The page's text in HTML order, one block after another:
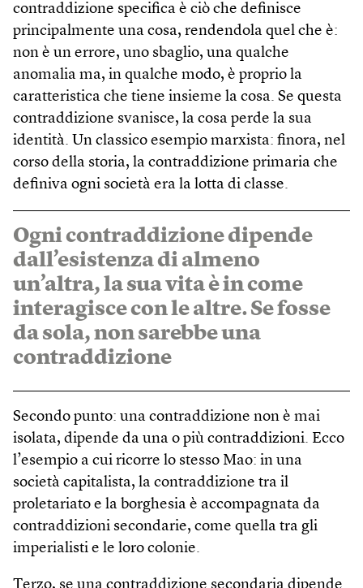
contraddizione specifica è ciò che definisce
principalmente una cosa, rendendola quel che è:
non è un errore, uno sbaglio, una qualche
anomalia ma, in qualche modo, è proprio la
caratteristica che tiene insieme la cosa. Se questa
contraddizione svanisce, la cosa perde la sua
identità. Un classico esempio marxista: finora, nel
corso della storia, la contraddizione primaria che
definiva ogni società era la lotta di classe.
Ogni contraddizione dipende
dall’esistenza di almeno
un’altra, la sua vita è in come
interagisce con le altre. Se fosse
da sola, non sarebbe una
contraddizione
Secondo punto: una contraddizione non è mai
isolata, dipende da una o più contraddizioni. Ecco
l’esempio a cui ricorre lo stesso Mao: in una
società capitalista, la contraddizione tra il
proletariato e la borghesia è accompagnata da
contraddizioni secondarie, come quella tra gli
imperialisti e le loro colonie.